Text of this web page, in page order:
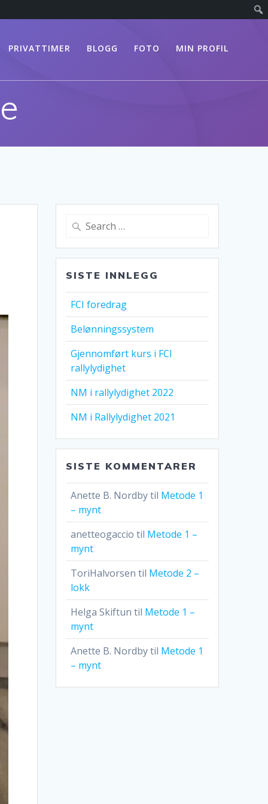
PRIVATTIMER BLOGG FOTO MIN PROFIL
Search
SISTE INNLEGG
FCI foredrag
Belønningssystem
Gjennomført kurs i FCI
rallylydighet
NM i rallylydighet 2022
NM i Rallylydighet 2021
SISTE KOMMENTARER
Anette B. Nordbytil Metode 1
– mynt
anetteogaccio til Metode 1 –
mynt
ToriHalvorsen til Metode 2 –
lokk
Helga Skiftun til Metode 1 –
mynt
Anette B. Nordbytil Metode 1
– mynt